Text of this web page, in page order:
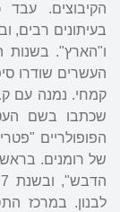
הקיבוצים.
בעיתונים רבים,
ו"הארץ".
העשרים שודרו
קמחי. נמנה עם
שכתבו בשם
הפופולריים
של רומנים.
לבנון. במרכז